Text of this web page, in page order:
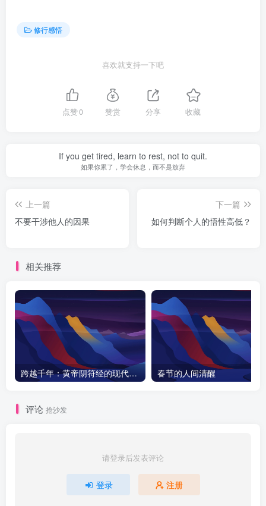
修行感悟
喜欢就支持一下吧
点赞0 赞赏 分享 收藏
If you get tired, learn to rest, not to quit.
如果你累了，学会休息，而不是放弃
上一篇
不要干涉他人的因果
下一篇
‌如何判断个人的悟性高低？
相关推荐
跨越千年：黄帝阴符经的现代启示与天之道探秘 春节的人间清醒
评论 抢沙发
请登录后发表评论
登录 注册